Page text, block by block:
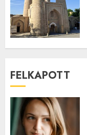
FELKAPOTT